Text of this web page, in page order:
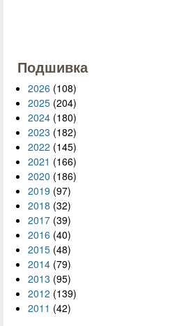
Подшивка
2026 (108)
2025 (204)
2024 (180)
2023 (182)
2022 (145)
2021 (166)
2020 (186)
2019 (97)
2018 (32)
2017 (39)
2016 (40)
2015 (48)
2014 (79)
2013 (95)
2012 (139)
2011 (42)